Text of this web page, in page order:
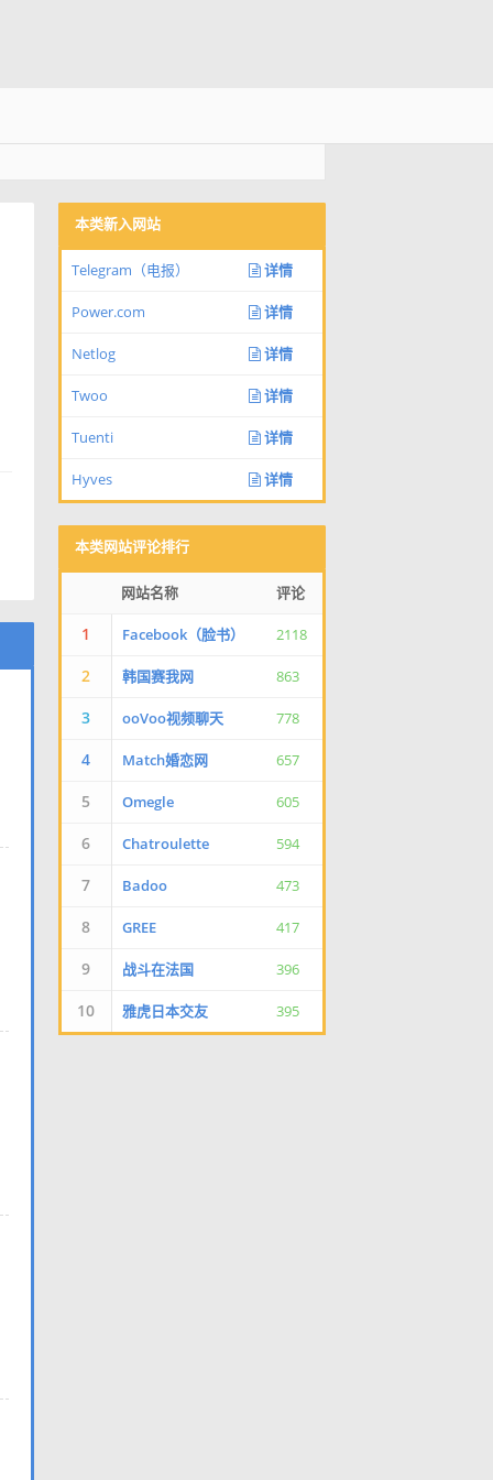
本类新入网站
Telegram（电报） 详情
Power.com 详情
Netlog 详情
Twoo 详情
Tuenti 详情
Hyves 详情
本类网站评论排行
网站名称 评论
1 Facebook（脸书） 2118
2 韩国赛我网 863
3 ooVoo视频聊天 778
4 Match婚恋网 657
5 Omegle 605
6 Chatroulette 594
7 Badoo 473
8 GREE 417
9 战斗在法国 396
10 雅虎日本交友 395